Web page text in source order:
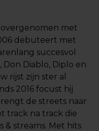
met
debuteert met
succesvol
Diablo, Diplo en
rijst zijn ster al
2016 focust hij
de streets naar
track na track die
& streams. Met hits